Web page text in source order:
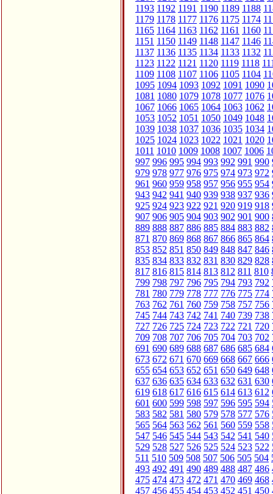
1193 1192 1191 1190 1189 1188
1179 1178 1177 1176 1175 1174
1165 1164 1163 1162 1161 1160
1151 1150 1149 1148 1147 1146
1137 1136 1135 1134 1133 1132
1123 1122 1121 1120 1119 1118
1109 1108 1107 1106 1105 1104
1095 1094 1093 1092 1091 1090
1081 1080 1079 1078 1077 1076
1067 1066 1065 1064 1063 1062
1053 1052 1051 1050 1049 1048
1039 1038 1037 1036 1035 1034
1025 1024 1023 1022 1021 1020
1011 1010 1009 1008 1007 1006
997 996 995 994 993 992 991 990
979 978 977 976 975 974 973 972
961 960 959 958 957 956 955 954
943 942 941 940 939 938 937 936
925 924 923 922 921 920 919 918
907 906 905 904 903 902 901 900
889 888 887 886 885 884 883 882
871 870 869 868 867 866 865 864
853 852 851 850 849 848 847 846
835 834 833 832 831 830 829 828
817 816 815 814 813 812 811 810
799 798 797 796 795 794 793 792
781 780 779 778 777 776 775 774
763 762 761 760 759 758 757 756
745 744 743 742 741 740 739 738
727 726 725 724 723 722 721 720
709 708 707 706 705 704 703 702
691 690 689 688 687 686 685 684
673 672 671 670 669 668 667 666
655 654 653 652 651 650 649 648
637 636 635 634 633 632 631 630
619 618 617 616 615 614 613 612
601 600 599 598 597 596 595 594
583 582 581 580 579 578 577 576
565 564 563 562 561 560 559 558
547 546 545 544 543 542 541 540
529 528 527 526 525 524 523 522
511 510 509 508 507 506 505 504
493 492 491 490 489 488 487 486
475 474 473 472 471 470 469 468
457 456 455 454 453 452 451 450